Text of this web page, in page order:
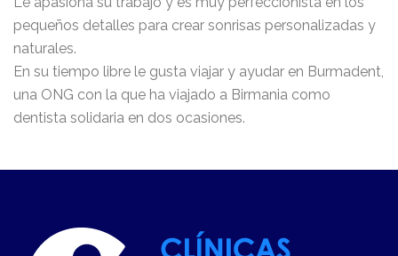
pequeños detalles para crear sonrisas personalizadas y
naturales.
En su tiempo libre le gusta viajar y ayudar en Burmadent,
una ONG con la que ha viajado a Birmania como
dentista solidaria en dos ocasiones.